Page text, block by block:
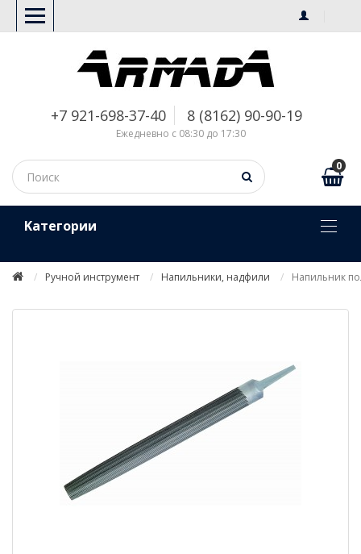
+7 921-698-37-40 8 (8162) 90-90-19
Ежедневно с 08:30 до 17:30
0
Kатегории
Ручной инструмент Напильники, надфили Напильник